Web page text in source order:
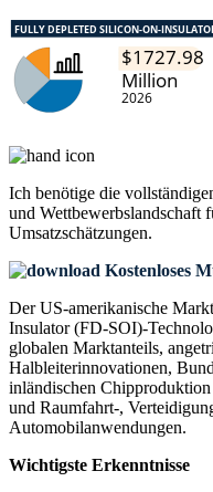
Ich benötige die
und Wettbewerbslandschaft
Umsatzschätzungen.
Kostenloses
Der US-amerikanische
Insulator (FD-SOI)-
globalen Marktanteils,
Halbleiterinnovationen,
inländischen
und Raumfahrt-,
Automobilanwendungen.
Wichtigste Erkenntnisse